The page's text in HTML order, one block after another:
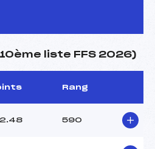
liste FFS 2026)
Rang
590